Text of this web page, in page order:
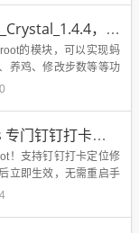
【安卓】蚂蚁森林XQ_Crystal_1.4.4，自动加好友、偷能量、养鸡、修改步数
的模块，可以实现蚂
养鸡、修改步数等等功
支持注意需使用xp框
wwe.la...
【需root】DingPass 专门钉钉打卡的xposed插件
！支持钉钉打卡定位修
立即生效，无需重启手
置”权限下载地址：...